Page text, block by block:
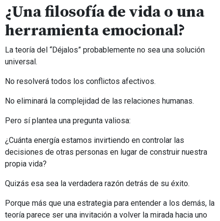
¿Una filosofía de vida o una
herramienta emocional?
La teoría del “Déjalos” probablemente no sea una solución
universal.
No resolverá todos los conflictos afectivos.
No eliminará la complejidad de las relaciones humanas.
Pero sí plantea una pregunta valiosa:
¿Cuánta energía estamos invirtiendo en controlar las
decisiones de otras personas en lugar de construir nuestra
propia vida?
Quizás esa sea la verdadera razón detrás de su éxito.
Porque más que una estrategia para entender a los demás, la
teoría parece ser una invitación a volver la mirada hacia uno